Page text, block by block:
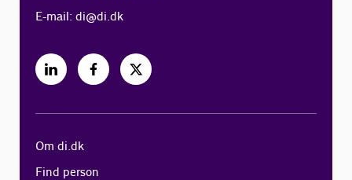
E-mail:di@di.dk
Om di.dk
Find person